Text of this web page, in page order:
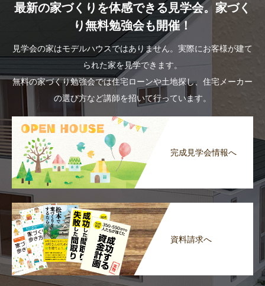
最新の家づくりを体感できる見学会。家づく
り無料勉強会も開催！
見学会の家はモデルハウスではありません。実際にお客様が建て
られた家を見学できます。
無料の家づくり勉強会では住宅ローンや土地探し、住宅メーカー
の選び方など講師を招いて行っています。
完成見学会情報へ
資料請求へ